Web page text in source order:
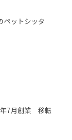
ペットシッタ
年7月創業 移転